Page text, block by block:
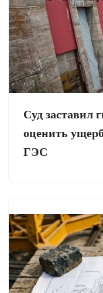
Суд заставил
оценить
ГЭС